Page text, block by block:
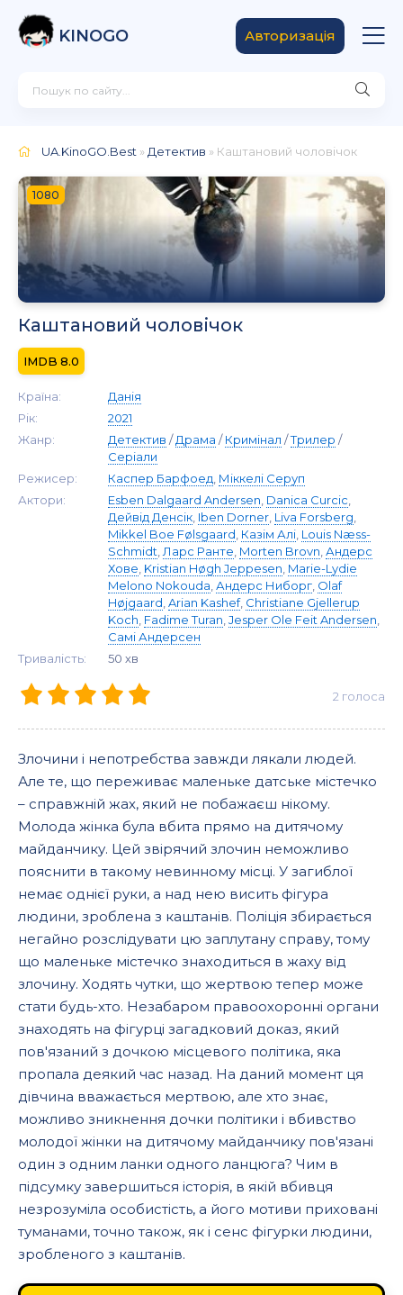
KINOGO Авторизація
UA.KinoGO.Best » Детектив » Каштановий чоловічок
1080
Каштановий чоловічок
8.0
Країна:
Данія
Рік:
2021
Жанр:
Детектив /Драма /Кримінал /Трилер /
Серіали
Режисер:
Каспер Барфоед Міккелі Серуп
Актори:
Esben Dalgaard Andersen Danica Curcic
Дейвід Денсік Iben Dorner Liva Forsberg
Mikkel Boe Følsgaard Казім Алі Louis Næss-
Schmidt Ларс Ранте Morten Brovn Андерс
Хове Kristian Høgh Jeppesen Marie-Lydie
Melono Nokouda Андерс Ниборг Olaf
Højgaard Arian Kashef, Christiane Gjellerup
Koch Fadime Turan Jesper Ole Feit Andersen
Самі Андерсен
Тривалість:
50 хв
2 голоса
Злочини і непотребства завжди лякали людей.
Але те, що переживає маленьке датське містечко
– справжній жах, який не побажаєш нікому.
Молода жінка була вбита прямо на дитячому
майданчику. Цей звірячий злочин неможливо
пояснити в такому невинному місці. У загиблої
немає однієї руки, а над нею висить фігура
людини, зроблена з каштанів. Поліція збирається
негайно розслідувати цю заплутану справу, тому
що маленьке містечко знаходиться в жаху від
злочину. Ходять чутки, що жертвою тепер може
стати будь-хто. Незабаром правоохоронні органи
знаходять на фігурці загадковий доказ, який
пов'язаний з дочкою місцевого політика, яка
пропала деякий час назад. На даний момент ця
дівчина вважається мертвою, але хто знає,
можливо зникнення дочки політики і вбивство
молодої жінки на дитячому майданчику пов'язані
один з одним ланки одного ланцюга? Чим в
підсумку завершиться історія, в якій вбивця
незрозуміла особистість, а його мотиви приховані
туманами, точно також, як і сенс фігурки людини,
зробленого з каштанів.